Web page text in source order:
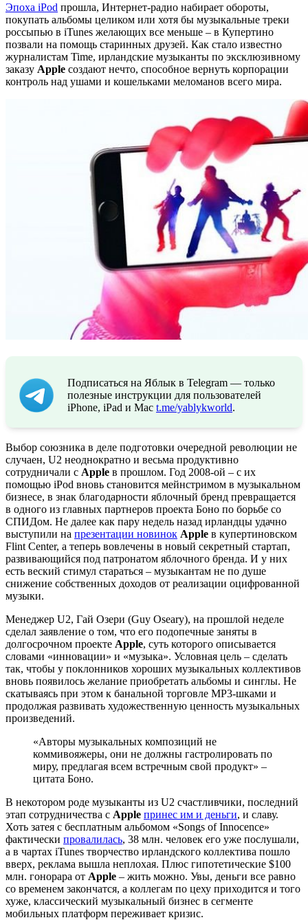
Эпоха iPod прошла, Интернет-радио набирает обороты,
покупать альбомы целиком или хотя бы музыкальные треки
россыпью в iTunes желающих все меньше – в Купертино
позвали на помощь старинных друзей. Как стало известно
журналистам Time, ирландские музыканты по эксклюзивному
заказу Apple создают нечто, способное вернуть корпорации
контроль над ушами и кошельками меломанов всего мира.
Подписаться на Яблык в Telegram — только
полезные инструкции для пользователей
iPhone, iPad и Mac t.me/yablykworld.
Выбор союзника в деле подготовки очередной революции не
случаен, U2 неоднократно и весьма продуктивно
сотрудничали с Apple в прошлом. Год 2008-ой – с их
помощью iPod вновь становится мейнстримом в музыкальном
бизнесе, в знак благодарности яблочный бренд превращается
в одного из главных партнеров проекта Боно по борьбе со
СПИДом. Не далее как пару недель назад ирландцы удачно
выступили на презентации новинок Apple в купертиновском
Flint Center, а теперь вовлечены в новый секретный стартап,
развивающийся под патронатом яблочного бренда. И у них
есть веский стимул стараться – музыкантам не по душе
снижение собственных доходов от реализации оцифрованной
музыки.
Менеджер U2, Гай Озери (Guy Oseary), на прошлой неделе
сделал заявление о том, что его подопечные заняты в
долгосрочном проекте Apple, суть которого описывается
словами «инновации» и «музыка». Условная цель – сделать
так, чтобы у поклонников хороших музыкальных коллективов
вновь появилось желание приобретать альбомы и синглы. Не
скатываясь при этом к банальной торговле MP3-шками и
продолжая развивать художественную ценность музыкальных
произведений.
«Авторы музыкальных композиций не
коммивояжеры, они не должны гастролировать по
миру, предлагая всем встречным свой продукт» –
цитата Боно.
В некотором роде музыканты из U2 счастливчики, последний
этап сотрудничества с Apple принес им и деньги, и славу.
Хоть затея с бесплатным альбомом «Songs of Innocence»
фактически провалилась, 38 млн. человек его уже послушали,
а в чартах iTunes творчество ирландского коллектива пошло
вверх, реклама вышла неплохая. Плюс гипотетические $100
млн. гонорара от Apple – жить можно. Увы, деньги все равно
со временем закончатся, а коллегам по цеху приходится и того
хуже, классический музыкальный бизнес в сегменте
мобильных платформ переживает кризис.